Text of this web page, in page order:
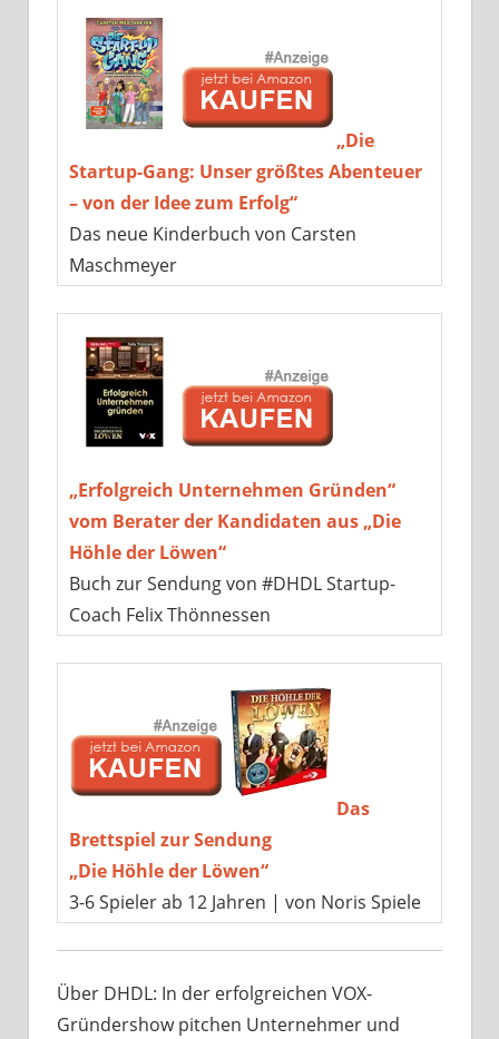
„Die
Startup-Gang: Unser größtes Abenteuer
– von der Idee zum Erfolg“
Das neue Kinderbuch von Carsten
Maschmeyer
„Erfolgreich Unternehmen Gründen“
vom Berater der Kandidaten aus „Die
Höhle der Löwen“
Buch zur Sendung von #DHDL Startup-
Coach Felix Thönnessen
Das
Brettspiel zur Sendung
„Die Höhle der Löwen“
3-6 Spieler ab 12 Jahren | von Noris Spiele
Über DHDL: In der erfolgreichen VOX-
Gründershow pitchen Unternehmer und